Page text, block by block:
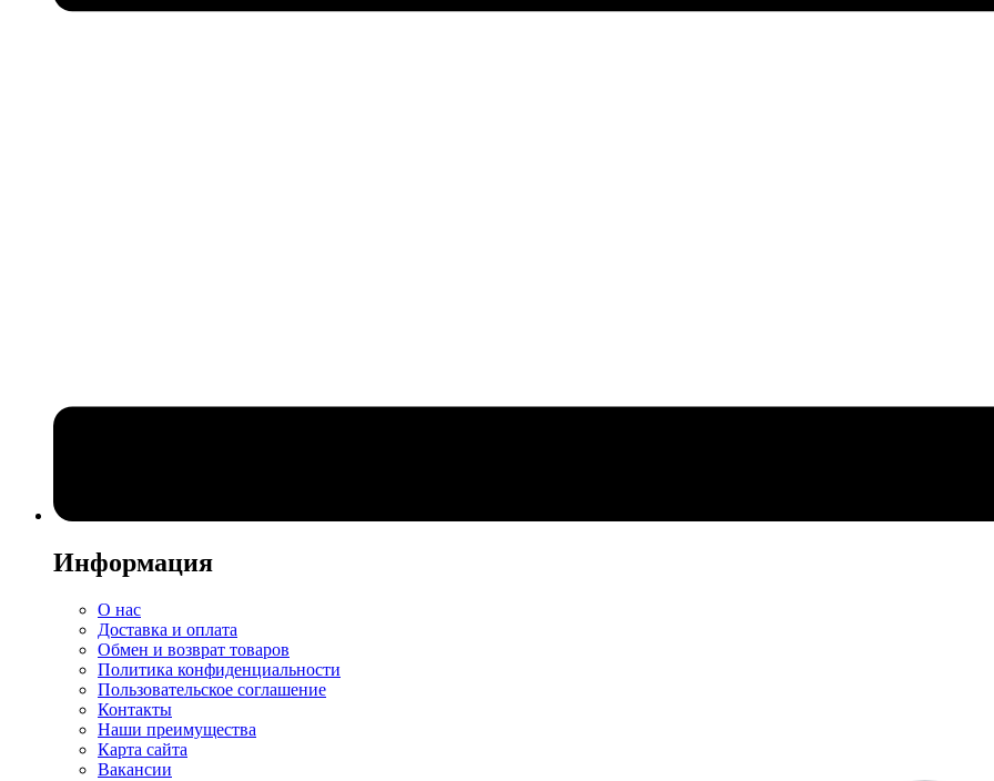
Информация
О нас
Доставка и оплата
Обмен и возврат товаров
Политика конфиденциальности
Пользовательское соглашение
Контакты
Наши преимущества
Карта сайта
Вакансии